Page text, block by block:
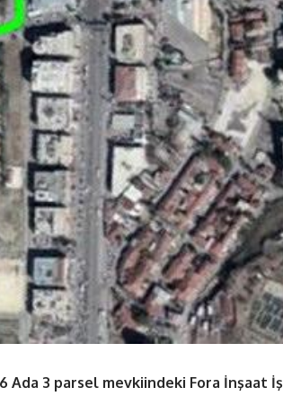
Ada 3 parsel mevkiindeki Fora İnşaat İş